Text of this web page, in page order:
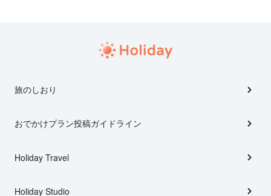
旅のしおり
おでかけプラン投稿ガイドライン
Holiday Travel
Holiday Studio